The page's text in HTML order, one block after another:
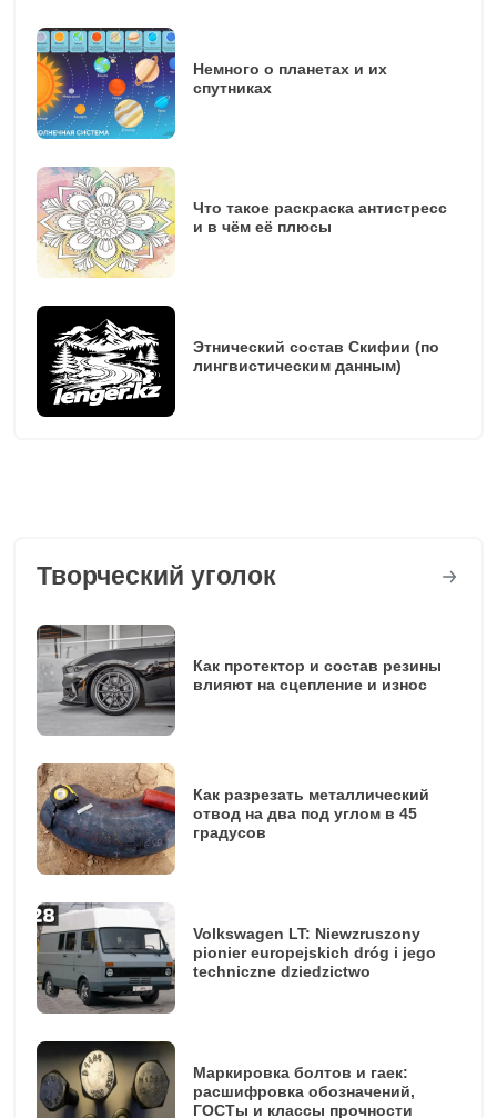
Немного о планетах и их
спутниках
Что такое раскраска антистресс
и в чём её плюсы
Этнический состав Скифии (по
лингвистическим данным)
Творческий уголок
Как протектор и состав резины
влияют на сцепление и износ
Как разрезать металлический
отвод на два под углом в 45
градусов
Volkswagen LT: Niewzruszony
pionier europejskich dróg i jego
techniczne dziedzictwo
Маркировка болтов и гаек:
расшифровка обозначений,
ГОСТы и классы прочности